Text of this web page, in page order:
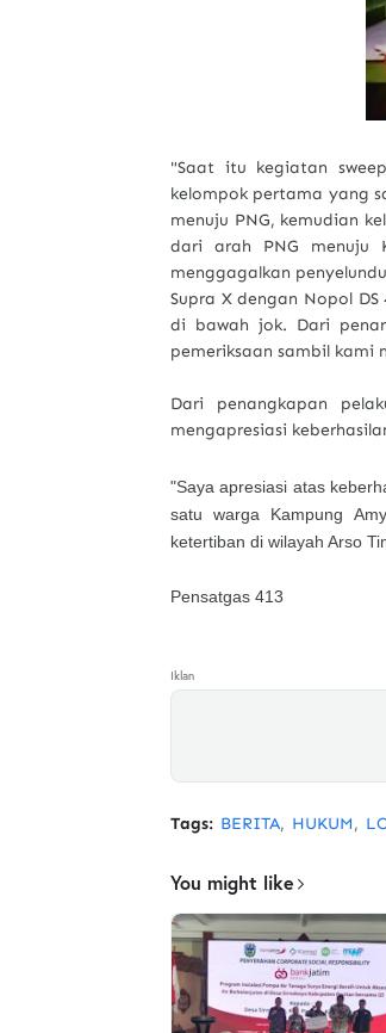
"Saat itu kegiatan
kelompok pertama yang
menuju PNG, kemudian
dari arah PNG menuju
menggagalkan
Supra X dengan Nopol
di bawah jok. Dari
pemeriksaan sambil kami
Dari penangkapan
mengapresiasi
"Saya apresiasi atas
satu warga Kampung
ketertiban di wilayah Arso
Pensatgas 413
Iklan
Tags: BERITA HUKUM
You might like